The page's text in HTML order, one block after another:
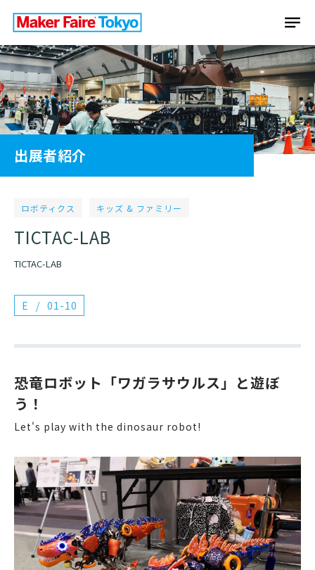
出展者紹介
ロボティクス キッズ & ファミリー
TICTAC-LAB
TICTAC-LAB
E 01-10
恐竜ロボット「ワガラサウルス」と遊ぼ
う！
Let's play with the dinosaur robot!